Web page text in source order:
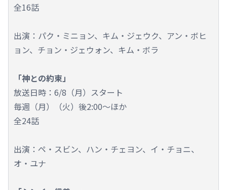
全16話
出演：パク・ミニョン、キム・ジェウク、アン・ボヒ
ョン、チョン・ジェウォン、キム・ボラ
「神との約束」
放送日時：6/8（月）スタート
毎週（月）（火）後2:00～ほか
全24話
出演：ペ・スビン、ハン・チェヨン、イ・チョニ、
オ・ユナ